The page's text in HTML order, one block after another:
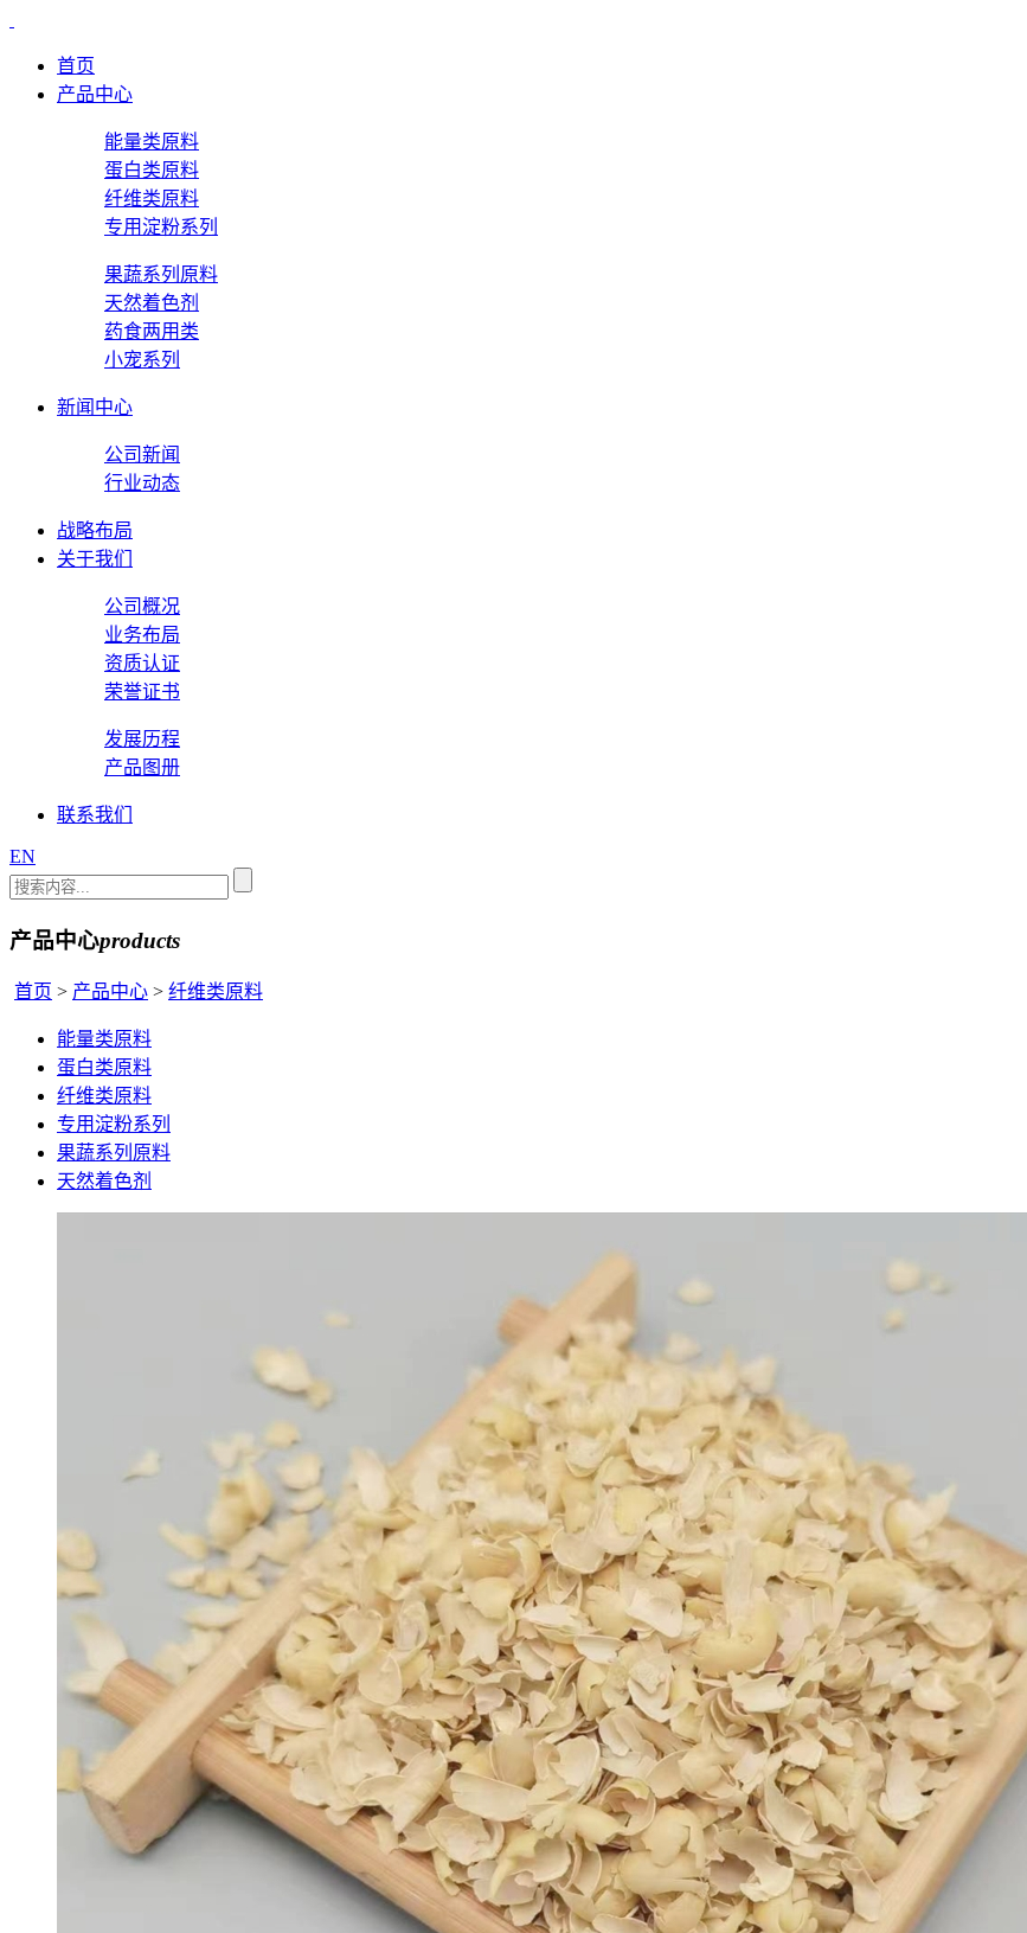
首页
产品中心
能量类原料
蛋白类原料
纤维类原料
专用淀粉系列
果蔬系列原料
天然着色剂
药食两用类
小宠系列
新闻中心
公司新闻
行业动态
战略布局
关于我们
公司概况
业务布局
资质认证
荣誉证书
发展历程
产品图册
联系我们
EN
产品中心products
首页 > 产品中心 > 纤维类原料
能量类原料
蛋白类原料
纤维类原料
专用淀粉系列
果蔬系列原料
天然着色剂